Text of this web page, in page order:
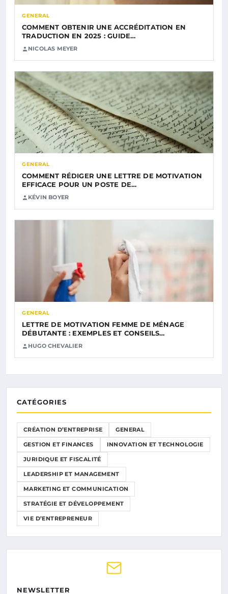
GENERAL
COMMENT OBTENIR UNE ACCRÉDITATION EN
TRADUCTION EN 2025 : GUIDE…
NICOLAS MEYER
GENERAL
COMMENT RÉDIGER UNE LETTRE DE MOTIVATION
EFFICACE POUR UN POSTE DE…
KÉVIN BOYER
GENERAL
LETTRE DE MOTIVATION FEMME DE MÉNAGE
DÉBUTANTE : EXEMPLES ET CONSEILS…
HUGO CHEVALIER
CATÉGORIES
CRÉATION D’ENTREPRISE GENERAL
GESTION ET FINANCES INNOVATION ET TECHNOLOGIE
JURIDIQUE ET FISCALITÉ
LEADERSHIP ET MANAGEMENT
MARKETING ET COMMUNICATION
STRATÉGIE ET DÉVELOPPEMENT
VIE D’ENTREPRENEUR
NEWSLETTER